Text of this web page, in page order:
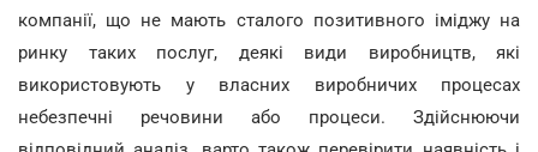
компанії, що не мають сталого позитивного іміджу на
ринку таких послуг, деякі види виробництв, які
використовують у власних виробничих процесах
небезпечні речовини або процеси. Здійснюючи